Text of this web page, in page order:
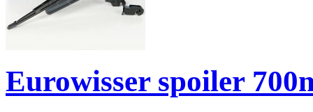
Eurowisser spoiler